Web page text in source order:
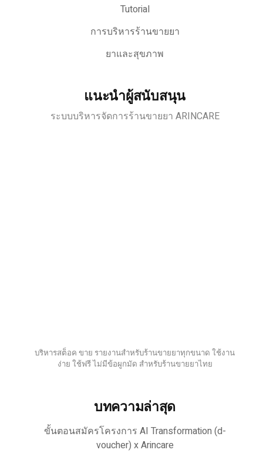
Tutorial
การบริหารร้านขายยา
ยาและสุขภาพ
แนะนำผู้สนับสนุน
ระบบบริหารจัดการร้านขายยา ARINCARE
บริหารสต็อค ขาย รายงานสำหรับร้านขายยาทุกขนาด ใช้งาน
ง่าย ใช้ฟรี ไม่มีข้อผูกมัด สำหรับร้านขายยาไทย
บทความล่าสุด
ขั้นตอนสมัครโครงการ AI Transformation (d-
voucher) x Arincare